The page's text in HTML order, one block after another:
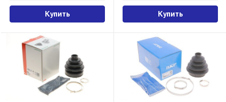
Купить Купить